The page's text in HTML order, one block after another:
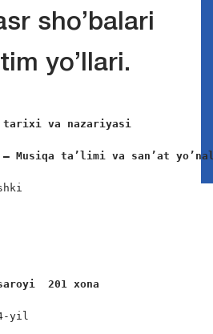
sho’balari
yo’llari.
tarixi va nazariyasi
– Musiqa ta’limi va san’at
201 xona
yil